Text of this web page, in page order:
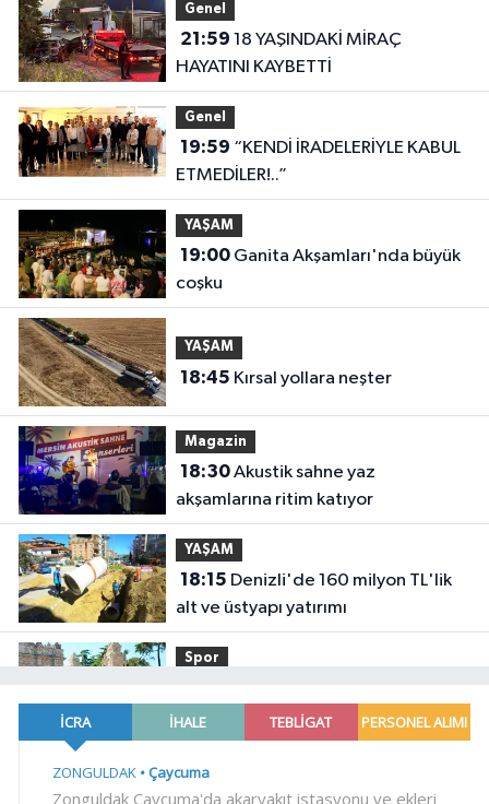
Genel
21:59
HAYATINI KAYBETTİ
Genel
19:59
ETMEDİLER!..”
YAŞAM
19:00Ganita Akşamları'nda büyük
coşku
YAŞAM
18:45 Kırsal yollara neşter
Magazin
18:30Akustik sahne yaz
akşamlarına ritim katıyor
YAŞAM
18:15
alt ve üstyapı yatırımı
Spor
İstanbul'da
17:45Ayvalık'ta üretici ve el emeği